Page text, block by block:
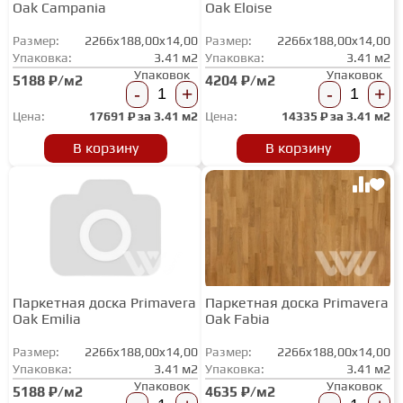
Oak Campania
Размер:
2266x188,00x14,00
Упаковка:
3.41 м2
5188 ₽/м2 Упаковок
- +
Цена: 17691 ₽ за 3.41 м2
В корзину
Oak Eloise
Размер:
2266x188,00x14,00
Упаковка:
3.41 м2
4204 ₽/м2 Упаковок
- +
Цена: 14335 ₽ за 3.41 м2
В корзину
Паркетная доска Primavera
Oak Emilia
Размер:
2266x188,00x14,00
Упаковка:
3.41 м2
5188 ₽/м2 Упаковок
Паркетная доска Primavera
Oak Fabia
Размер:
2266x188,00x14,00
Упаковка:
3.41 м2
4635 ₽/м2 Упаковок